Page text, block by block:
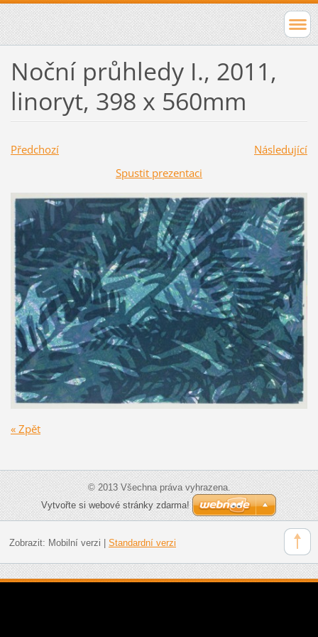
Noční průhledy I., 2011,
linoryt, 398 x 560mm
Předchozí
Následující
Spustit prezentaci
« Zpět
© 2013 Všechna práva vyhrazena.
Vytvořte si webové stránky zdarma!
Zobrazit: Mobilní verzi Standardní verzi